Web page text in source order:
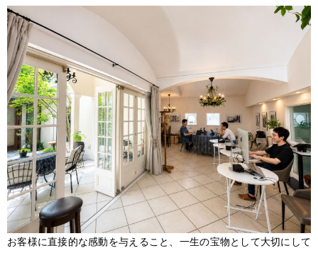
お客様に直接的な感動を与えること、一生の宝物として大切にして